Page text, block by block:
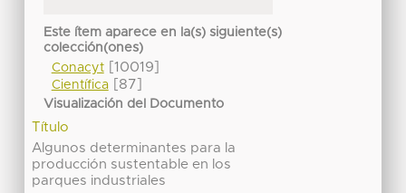
Este ítem aparece en la(s) siguiente(s)
colección(ones)
Conacyt[10019]
Científica[87]
Visualización del Documento
Título
Algunos determinantes para la
producción sustentable en los
parques industriales